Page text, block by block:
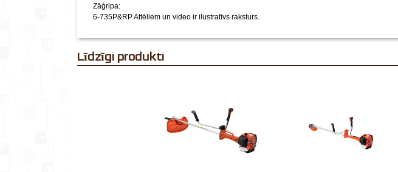
Zāģripa:
6-735P&RPAttēliem un video ir ilustratīvs raksturs.
Līdzīgi produkti